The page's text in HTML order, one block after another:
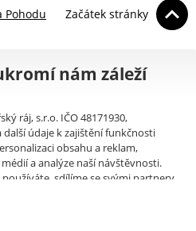
Pohodu
Začátek stránky
nám záleží
ráj, s.r.o. IČO 48171930,
údaje k zajištění funkčnosti
obsahu a reklam,
a analýze naší návštěvnosti.
sdílíme se svými partnery
Google používá. Partneři tyto